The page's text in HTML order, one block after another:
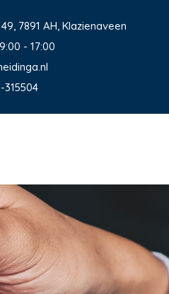
7891 AH, Klazienaveen
- 17:00
315504